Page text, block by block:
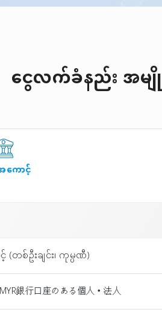
ငွေလက်ခံနည်း အမ
ောင့်
(တစ်ဦးချင်း၊ ကုမ္ပဏီ)
銀行口座のある個人・法人